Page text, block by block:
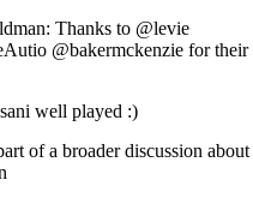
Thanks to @levie
@bakermckenzie for their
well played :)
of a broader discussion about